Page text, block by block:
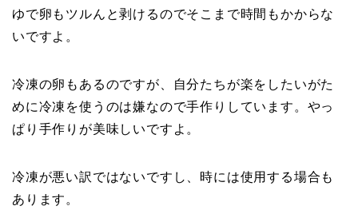
ゆで卵もツルんと剥けるのでそこまで時間もかからな
いですよ。
冷凍の卵もあるのですが、自分たちが楽をしたいがた
めに冷凍を使うのは嫌なので手作りしています。やっ
ぱり手作りが美味しいですよ。
冷凍が悪い訳ではないですし、時には使用する場合も
あります。